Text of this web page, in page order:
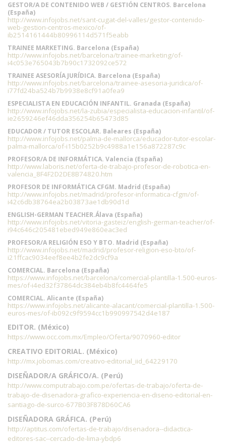
GESTOR/A DE CONTENIDO WEB / GESTIÓN CENTROS. Barcelona
(España)
http://www.infojobs.net/sant-cugat-del-valles/gestor-contenido-
web-gestion-centros-mexico/of-
ib2514161444b80996114d571f5eabb
TRAINEE MARKETING. Barcelona (España)
http://www.infojobs.net/barcelona/trainee-marketing/of-
i4c053e765043b7b90c1732092ce572
TRAINEE ASESORÍA JURÍDICA. Barcelona (España)
http://www.infojobs.net/barcelona/trainee-asesoria-juridica/of-
i77fd24ba524b7b9938e8cf91a0fea9
ESPECIALISTA EN EDUCACIÓN INFANTIL. Granada (España)
http://www.infojobs.net/la-zubia/especialista-educacion-infantil/of-
ie2659246ef46dda356254b65473d85
EDUCADOR / TUTOR ESCOLAR. Baleares (España)
http://www.infojobs.net/palma-de-mallorca/educador-tutor-escolar-
palma-mallorca/of-i15b0252b9c4988a1e156a872287c9c
PROFESOR/A DE INFORMÁTICA. Valencia (España)
http://www.laboris.net/oferta-de-trabajo-profesor-de-robotica-en-
valencia_8F4F2D2DE8B74820.htm
PROFESOR DE INFORMÁTICA CFGM. Madrid (España)
http://www.infojobs.net/madrid/profesor-informatica-cfgm/of-
i42c6db38764ea2b03873ae1db90d1d
ENGLISH-GERMAN TEACHER.Álava (España)
http://www.infojobs.net/vitoria-gasteiz/english-german-teacher/of-
i94c646c205481ebed949e860eac3ed
PROFESOR/A RELIGIÓN ESO Y BTO. Madrid (España)
http://www.infojobs.net/madrid/profesor-religion-eso-bto/of-
i21ffcac9034eef8ee4b2fe2dc9cf9a
COMERCIAL. Barcelona (España)
https://www.infojobs.net/barcelona/comercial-plantilla-1.500-euros-
mes/of-i4ed32f37864dc384eb4b8fc4464fe5
COMERCIAL. Alicante (España)
https://www.infojobs.net/alicante-alacant/comercial-plantilla-1.500-
euros-mes/of-ib092c9f9594cc1b990997542d4e187
EDITOR. (México)
https://www.occ.com.mx/Empleo/Oferta/9070960-editor
CREATIVO EDITORIAL. (México)
http://mx.jobomas.com/creativo-editorial_iid_64229170
DISEÑADOR/A GRÁFICO/A. (Perú)
http://www.computrabajo.com.pe/ofertas-de-trabajo/oferta-de-
trabajo-de-disenadora-grafico-experiencia-en-diseno-editorial-en-
santiago-de-surco-677B03F878D60CA6
DISEÑADORA GRÁFICA. (Perú)
http://aptitus.com/ofertas-de-trabajo/disenadora--didactica-
editores-sac--cercado-de-lima-ybdp6